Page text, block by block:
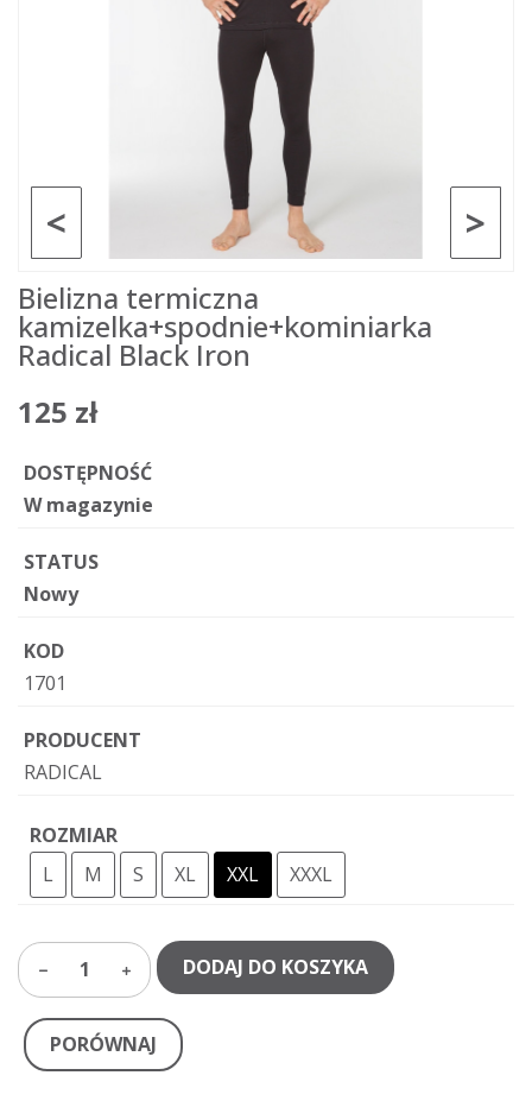
>
<
Bielizna termiczna
kamizelka+spodnie+kominiarka
Radical Black Iron
125 zł
DOSTĘPNOŚĆ
W magazynie
STATUS
Nowy
KOD
1701
PRODUCENT
RADICAL
ROZMIAR
L
M S XL XXL XXXL
1 DODAJ DO KOSZYKA
PORÓWNAJ